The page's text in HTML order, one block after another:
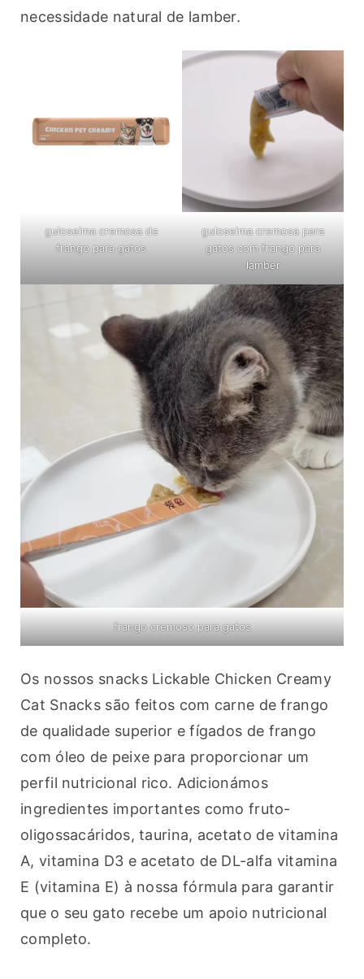
necessidade natural de lamber.
guloseima cremosa de
frango para gatos
guloseima cremosa para
gatos com frango para
lamber
frango cremoso para gatos
Os nossos snacks Lickable Chicken Creamy
Cat Snacks são feitos com carne de frango
de qualidade superior e fígados de frango
com óleo de peixe para proporcionar um
perfil nutricional rico. Adicionámos
ingredientes importantes como fruto-
oligossacáridos, taurina, acetato de vitamina
A, vitamina D3 e acetato de DL-alfa vitamina
E (vitamina E) à nossa fórmula para garantir
que o seu gato recebe um apoio nutricional
completo.